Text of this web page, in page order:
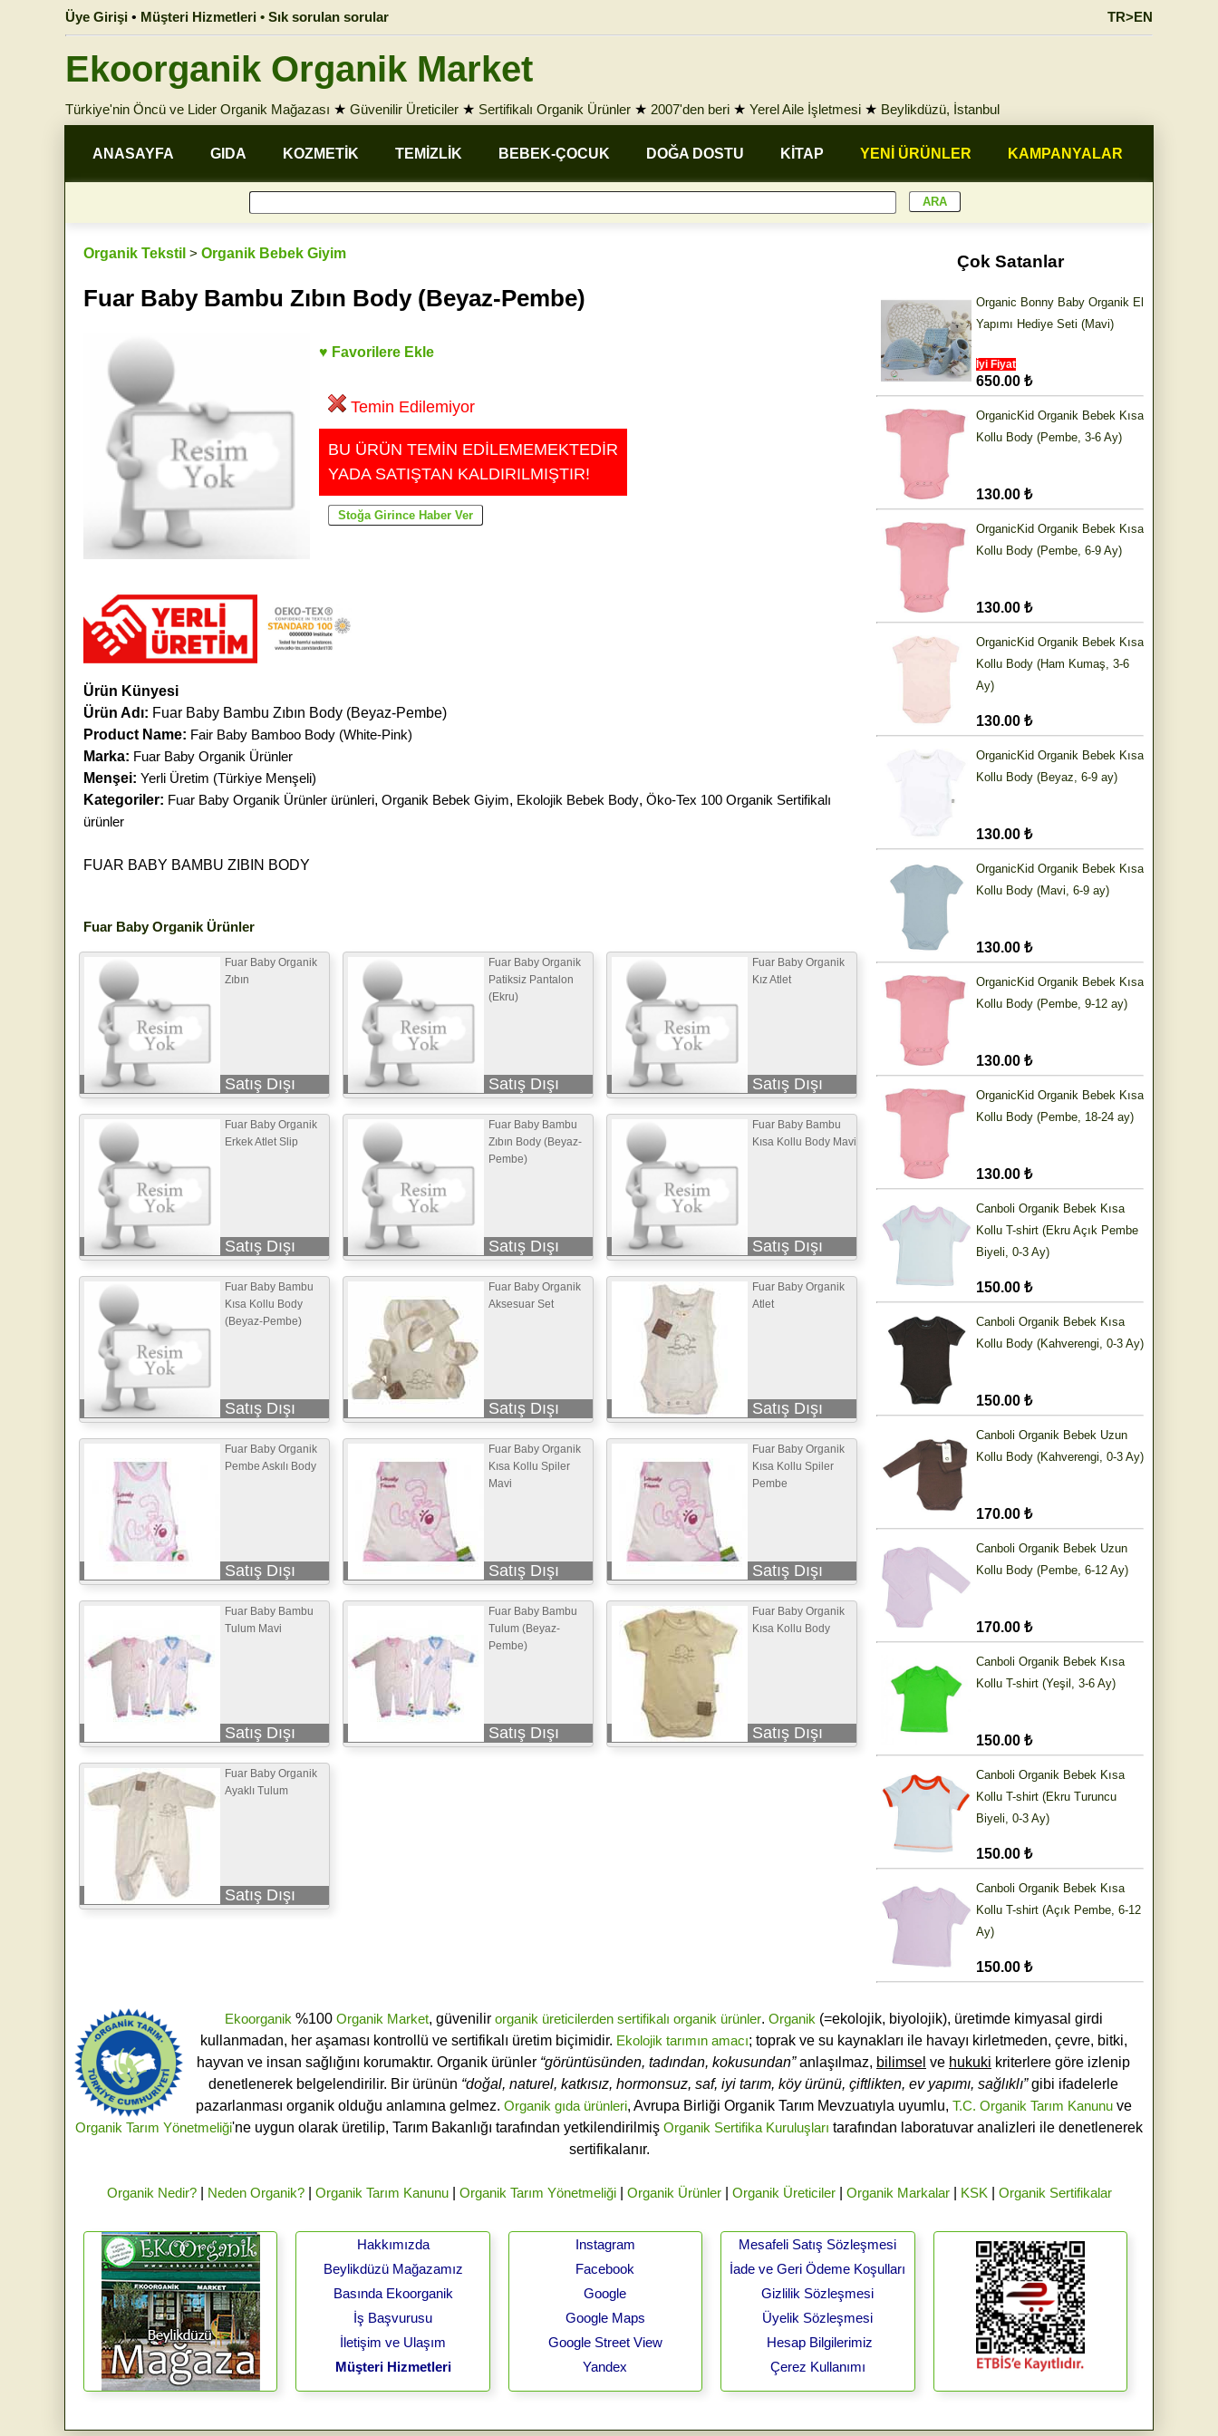
Üye Girişi • Müşteri Hizmetleri • Sık sorulan sorular TR>EN
Ekoorganik Organik Market
Türkiye'nin Öncü ve Lider Organik Mağazası ★ Güvenilir Üreticiler ★ Sertifikalı Organik Ürünler ★ 2007'den beri ★ Yerel Aile İşletmesi ★ Beylikdüzü, İstanbul
ANASAYFA GIDA KOZMETİK TEMİZLİK BEBEK-ÇOCUK DOĞA DOSTU KİTAP YENİ ÜRÜNLER KAMPANYALAR
Organik Tekstil > Organik Bebek Giyim
Fuar Baby Bambu Zıbın Body (Beyaz-Pembe)
♥ Favorilere Ekle
Temin Edilemiyor
BU ÜRÜN TEMİN EDİLEMEMEKTEDİR
YADA SATIŞTAN KALDIRILMIŞTIR!
Ürün Künyesi
Ürün Adı: Fuar Baby Bambu Zıbın Body (Beyaz-Pembe)
Product Name: Fair Baby Bamboo Body (White-Pink)
Marka: Fuar Baby Organik Ürünler
Menşei: Yerli Üretim (Türkiye Menşeli)
Kategoriler: Fuar Baby Organik Ürünler ürünleri, Organik Bebek Giyim, Ekolojik Bebek Body, Öko-Tex 100 Organik Sertifikalı
ürünler
FUAR BABY BAMBU ZIBIN BODY
Fuar Baby Organik Ürünler
Fuar Baby Organik
Zıbın
Satış Dışı
Fuar Baby Organik
Patiksiz Pantalon
(Ekru)
Satış Dışı
Fuar Baby Organik
Kız Atlet
Satış Dışı
Fuar Baby Organik
Erkek Atlet Slip
Satış Dışı
Fuar Baby Bambu
Zıbın Body (Beyaz-
Pembe)
Satış Dışı
Fuar Baby Bambu
Kısa Kollu Body Mavi
Satış Dışı
Fuar Baby Bambu
Kısa Kollu Body
(Beyaz-Pembe)
Satış Dışı
Fuar Baby Organik
Aksesuar Set
Satış Dışı
Fuar Baby Organik
Atlet
Satış Dışı
Fuar Baby Organik
Pembe Askılı Body
Satış Dışı
Fuar Baby Organik
Kısa Kollu Spiler
Mavi
Satış Dışı
Fuar Baby Organik
Kısa Kollu Spiler
Pembe
Satış Dışı
Fuar Baby Bambu
Tulum Mavi
Satış Dışı
Fuar Baby Bambu
Tulum (Beyaz-
Pembe)
Satış Dışı
Fuar Baby Organik
Kısa Kollu Body
Satış Dışı
Fuar Baby Organik
Ayaklı Tulum
Satış Dışı
Çok Satanlar
Organic Bonny Baby Organik El
Yapımı Hediye Seti (Mavi)
İyi Fiyat
650.00 ₺
OrganicKid Organik Bebek Kısa
Kollu Body (Pembe, 3-6 Ay)
130.00 ₺
OrganicKid Organik Bebek Kısa
Kollu Body (Pembe, 6-9 Ay)
130.00 ₺
OrganicKid Organik Bebek Kısa
Kollu Body (Ham Kumaş, 3-6
Ay)
130.00 ₺
OrganicKid Organik Bebek Kısa
Kollu Body (Beyaz, 6-9 ay)
130.00 ₺
OrganicKid Organik Bebek Kısa
Kollu Body (Mavi, 6-9 ay)
130.00 ₺
OrganicKid Organik Bebek Kısa
Kollu Body (Pembe, 9-12 ay)
130.00 ₺
OrganicKid Organik Bebek Kısa
Kollu Body (Pembe, 18-24 ay)
130.00 ₺
Canboli Organik Bebek Kısa
Kollu T-shirt (Ekru Açık Pembe
Biyeli, 0-3 Ay)
150.00 ₺
Canboli Organik Bebek Kısa
Kollu Body (Kahverengi, 0-3 Ay)
150.00 ₺
Canboli Organik Bebek Uzun
Kollu Body (Kahverengi, 0-3 Ay)
170.00 ₺
Canboli Organik Bebek Uzun
Kollu Body (Pembe, 6-12 Ay)
170.00 ₺
Canboli Organik Bebek Kısa
Kollu T-shirt (Yeşil, 3-6 Ay)
150.00 ₺
Canboli Organik Bebek Kısa
Kollu T-shirt (Ekru Turuncu
Biyeli, 0-3 Ay)
150.00 ₺
Canboli Organik Bebek Kısa
Kollu T-shirt (Açık Pembe, 6-12
Ay)
150.00 ₺
Ekoorganik%100 Organik Market, güvenilir organik üreticilerden sertifikalı organik ürünler. Organik(=ekolojik, biyolojik), üretimde kimyasal girdi
kullanmadan, her aşaması kontrollü ve sertifikalı üretim biçimidir. Ekolojik tarımın amacı; toprak ve su kaynakları ile havayı kirletmeden, çevre, bitki,
hayvan ve insan sağlığını korumaktır. Organik ürünler “görüntüsünden, tadından, kokusundan”anlaşılmaz, bilimsel ve hukuki kriterlere göre izlenip
denetlenerek belgelendirilir. Bir ürünün “doğal, naturel, katkısız, hormonsuz, saf, iyi tarım, köy ürünü, çiftlikten, ev yapımı, sağlıklı”gibi ifadelerle
pazarlanması organik olduğu anlamına gelmez. Organik gıda ürünleri, Avrupa Birliği Organik Tarım Mevzuatıyla uyumlu, T.C. Organik Tarım Kanunuve
Organik Tarım Yönetmeliği'ne uygun olarak üretilip, Tarım Bakanlığı tarafından yetkilendirilmiş Organik Sertifika Kuruluşları tarafından laboratuvar analizleri ile denetlenerek
sertifikalanır.
Organik Nedir?| Neden Organik?| Organik Tarım Kanunu| Organik Tarım Yönetmeliği| Organik Ürünler| Organik Üreticiler| Organik Markalar| KSK| Organik Sertifikalar
Hakkımızda
Beylikdüzü Mağazamız
Basında Ekoorganik
İş Başvurusu
İletişim ve Ulaşım
Müşteri Hizmetleri
Instagram
Facebook
Google
Google Maps
Google Street View
Yandex
Mesafeli Satış Sözleşmesi
İade ve Geri Ödeme Koşulları
Gizlilik Sözleşmesi
Üyelik Sözleşmesi
Hesap Bilgilerimiz
Çerez Kullanımı